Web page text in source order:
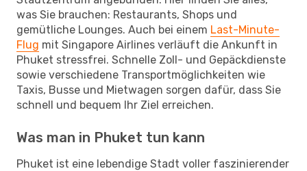
was Sie brauchen: Restaurants, Shops und
gemütliche Lounges. Auch bei einem Last-Minute-
Flug mit Singapore Airlines verläuft die Ankunft in
Phuket stressfrei. Schnelle Zoll- und Gepäckdienste
sowie verschiedene Transportmöglichkeiten wie
Taxis, Busse und Mietwagen sorgen dafür, dass Sie
schnell und bequem Ihr Ziel erreichen.
Was man in Phuket tun kann
Phuket ist eine lebendige Stadt voller faszinierender